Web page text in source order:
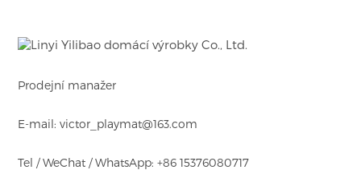
Prodejní manažer
E-mail: victor_playmat@163.com
Tel / WeChat / WhatsApp: +86 15376080717